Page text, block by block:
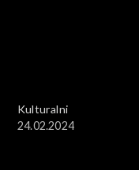
Kulturalni
24.02.2024